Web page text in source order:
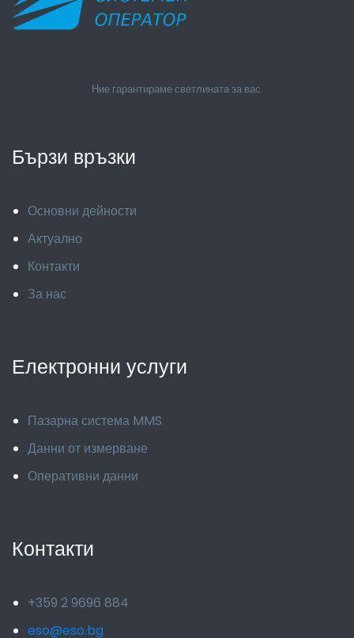
Ние гарантираме светлината за вас.
Бързи връзки
Основни дейности
Актуално
Контакти
За нас
Електронни услуги
Пазарна система MMS
Данни от измерване
Оперативни данни
Контакти
+359 2 9696 884
eso@eso.bg